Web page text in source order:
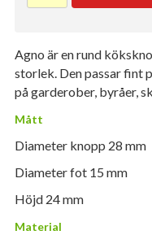
Agno är en rund
storlek. Den passar fint
på garderober, byråer,
Mått
Diameter knopp 28 mm
Diameter fot 15 mm
Höjd 24 mm
Material